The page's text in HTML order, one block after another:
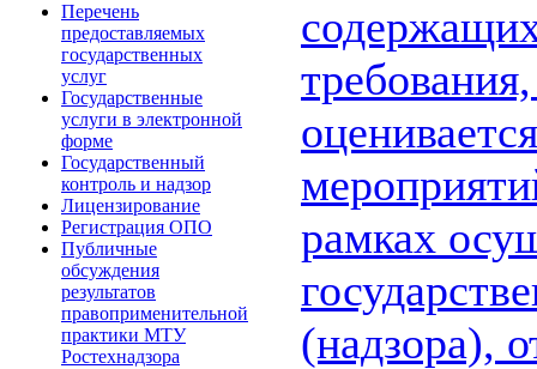
Перечень
предоставляемых
государственных
услуг
Государственные
услуги в электронной
форме
Государственный
контроль и надзор
Лицензирование
Регистрация ОПО
Публичные
обсуждения
результатов
правоприменительной
практики МТУ
Ростехнадзора
рамках
(надзора),